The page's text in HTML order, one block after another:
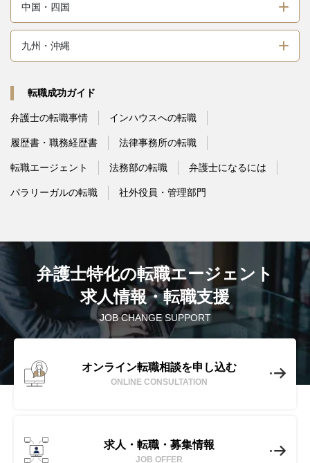
中国・四国
九州・沖縄
転職成功ガイド
弁護士の転職事情 インハウスへの転職
履歴書・職務経歴書 法律事務所の転職
転職エージェント 法務部の転職 弁護士になるには
パラリーガルの転職 社外役員・管理部門
JOB CHANGE SUPPORT
弁護士特化の転職エージェント
求人情報・転職支援
オンライン転職相談を申し込む
ONLINE CONSULTATION
求人・転職・募集情報
JOB OFFER